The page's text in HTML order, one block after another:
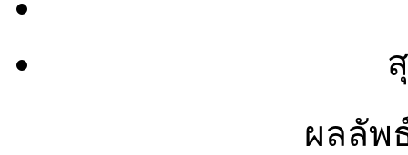
ผลลัพ